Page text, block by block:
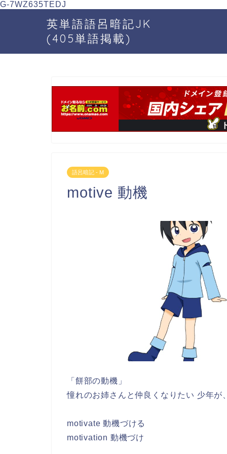
G-7WZ635TEDJ
英単語語呂暗記JK
(405単語掲載)
語呂暗記 - M
motive 動機
「餅部の動機」
憧れのお姉さんと仲良くなりたい 少年
motivate 動機づける
motivation 動機づけ